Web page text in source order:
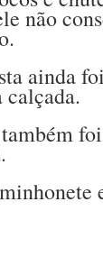
não
ainda
calçada.